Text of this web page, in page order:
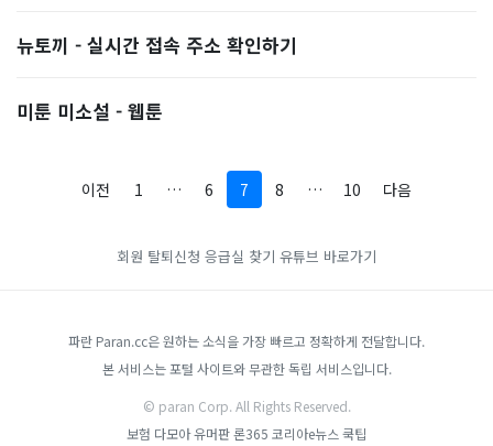
뉴토끼 - 실시간 접속 주소 확인하기
미툰 미소설 - 웹툰
이전 1 … 6 7 8 … 10 다음
회원 탈퇴신청 응급실 찾기 유튜브 바로가기
파란 Paran.cc은 원하는 소식을 가장 빠르고 정확하게 전달합니다.
본 서비스는 포털 사이트와 무관한 독립 서비스입니다.
© paran Corp. All Rights Reserved.
보험 다모아유머판론365 코리아e뉴스 쿡팁